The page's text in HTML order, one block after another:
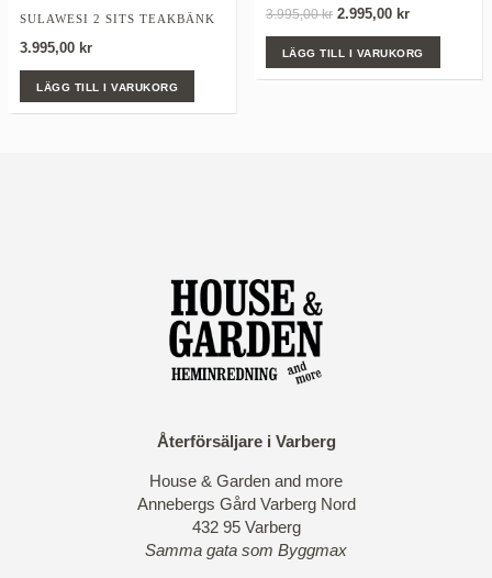
SULAWESI 2 SITS TEAKBÄNK
3.995,00 kr
LÄGG TILL I VARUKORG
3.995,00kr Det
ursprungliga
priset
var:
2.995,00 krDet
nuvarande
priset
är:
LÄGG TILL I VARUKORG
Återförsäljare i Varberg
House & Garden and more
Annebergs Gård Varberg Nord
432 95 Varberg
Samma gata som Byggmax